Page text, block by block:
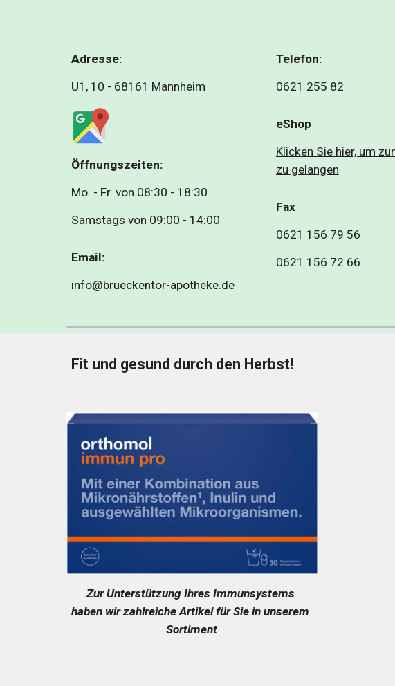
Adresse:
U1, 10 - 68161 Mannheim
Öffnungszeiten:
Mo. - Fr. von 08:30 - 18:30
Samstags von 09:00 - 14:00
Email:
info@brueckentor-apotheke.de
Telefon:
0621 255 82
eShop
Klicken Sie hier, um
zu gelangen
Fax
0621 156 79 56
0621 156 72 66
Fit und gesund durch den Herbst!
Zur Unterstützung Ihres Immunsystems
haben wir zahlreiche Artikel für Sie in unserem
Sortiment